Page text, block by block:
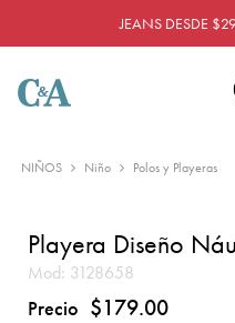
JEANS DESDE
NIÑOS Niño Polos y Playeras
Playera Diseño
Mod: 3128658
Precio $179.00